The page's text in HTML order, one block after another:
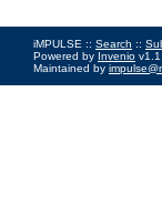
iMPULSE :: Search ::
Powered by Invenio
Maintained by